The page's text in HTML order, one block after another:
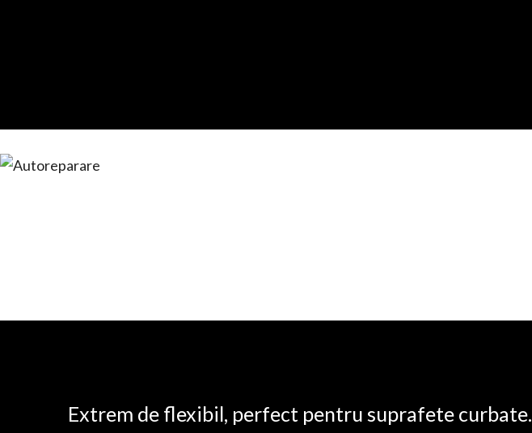
Extrem de flexibil, perfect pentru suprafete curbate.